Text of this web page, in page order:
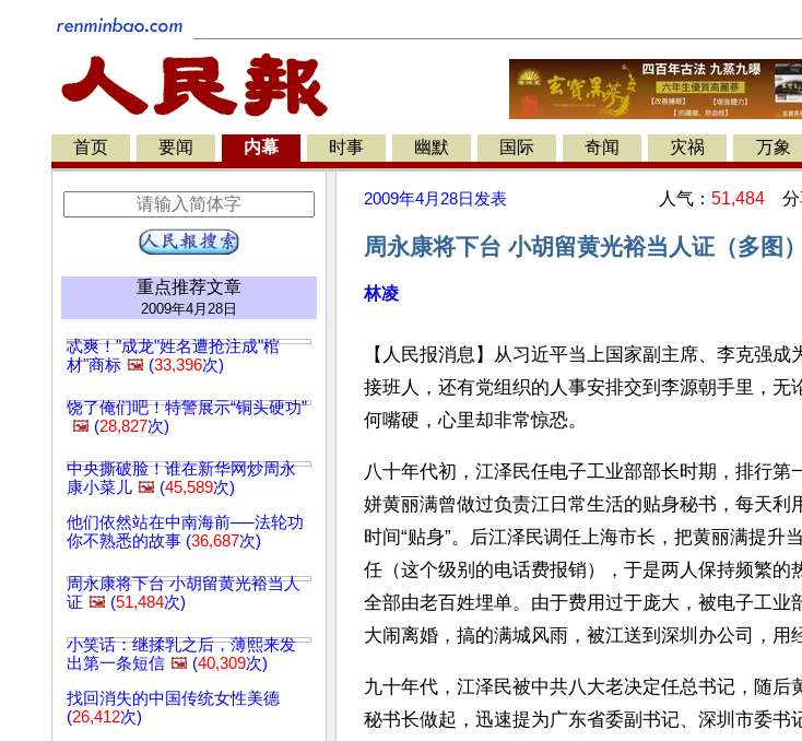
首页 要闻 内幕 时事 幽默 国际 奇闻 灾祸 万象
重点推荐文章
2009年4月28日
忒爽！"成龙"姓名遭抢注成"棺
材"商标 🖼️ (33,396次)
饶了俺们吧！特警展示“铜头硬功”
🖼️ (28,827次)
中央撕破脸！谁在新华网炒周永
康小菜儿 🖼️ (45,589次)
他们依然站在中南海前──法轮功
你不熟悉的故事 (36,687次)
周永康将下台 小胡留黄光裕当人
证 🖼️ (51,484次)
小笑话：继揉乳之后，薄熙来发
出第一条短信 🖼️ (40,309次)
找回消失的中国传统女性美德
(26,412次)
2009年4月28日 发表 人气： 51,484 分
周永康将下台 小胡留黄光裕当人证（多图）
林凌
【人民报消息】从习近平当上国家副主席、李克强成
接班人，还有党组织的人事安排交到李源朝手里，无
何嘴硬，心里却非常惊恐。
八十年代初，江泽民任电子工业部部长时期，排行第
姘黄丽满曾做过负责江日常生活的贴身秘书，每天利
时间“贴身”。后江泽民调任上海市长，把黄丽满提升
任（这个级别的电话费报销），于是两人保持频繁的
全部由老百姓埋单。由于费用过于庞大，被电子工
大闹离婚，搞的满城风雨，被江送到深圳办公司，用
九十年代，江泽民被中共八大老决定任总书记，随后
秘书长做起，迅速提为广东省委副书记、深圳市委书